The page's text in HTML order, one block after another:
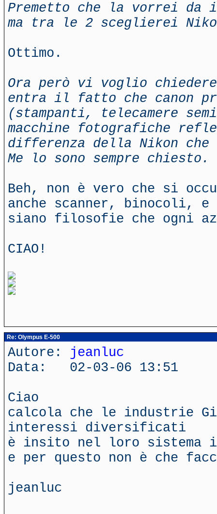
Premetto che la vorrei da
ma tra le 2 sceglierei
Ottimo.
Ora però vi voglio
entra il fatto che canon
(stampanti, telecamere
macchine fotografiche
differenza della Nikon
Me lo sono sempre chiesto.
Beh, non è vero che si
anche scanner, binocoli,
siano filosofie che ogni
CIAO!
Re: Olympus E-500
Autore: jeanluc
Data: 02-03-06 13:51
Ciao
calcola che le industrie
interessi diversificati
è insito nel loro sistema
e per questo non è che
jeanluc